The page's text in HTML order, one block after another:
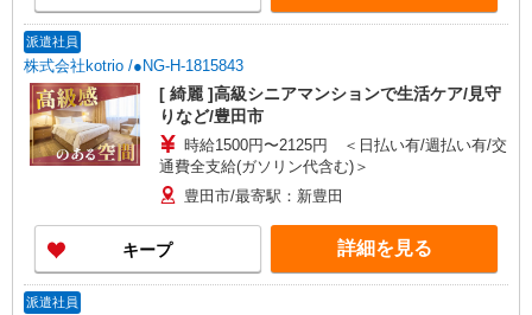
派遣社員
株式会社kotrio /●NG-H-1815843
[ 綺麗 ]高級シニアマンションで生活ケア/見守
りなど/豊田市
時給1500円〜2125円 ＜日払い有/週払い有/交
通費全支給(ガソリン代含む)＞
豊田市/最寄駅：新豊田
キープ 詳細を見る
派遣社員